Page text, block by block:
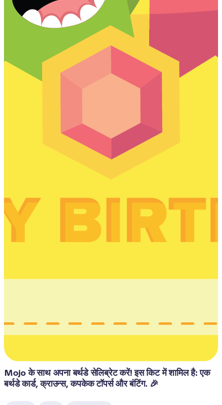
Mojo के साथ अपना बर्थडे सेलिब्रेट करें! इस किट में शामिल है: एक
बर्थडे कार्ड, क्राउन्स, कपकेक टॉपर्स और बंटिंग. 🎉